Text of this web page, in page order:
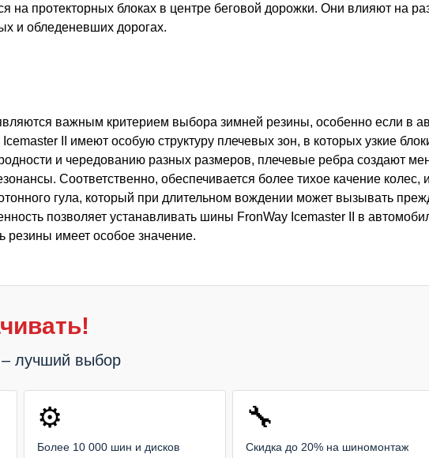
на протекторных блоках в центре беговой дорожки. Они влияют на
и обледеневших дорогах.
важным критерием выбора зимней резины, особенно если в
II имеют особую структуру плечевых зон, в которых узкие
и чередованию разных размеров, плечевые ребра создают
Соответственно, обеспечивается более тихое качение
гула, который при длительном вождении может вызывать
позволяет устанавливать шины FronWay Icemaster II в
резины имеет особое значение.
лучший выбор
⚙️
Более 10 000 шин и дисков
🔧
Скидка до 20% на шиномонтаж